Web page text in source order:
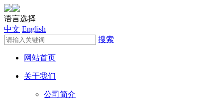
语言选择
中文 English
搜索
网站首页
关于我们
公司简介